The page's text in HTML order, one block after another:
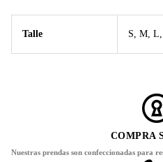
Talle S, M,
COMPRA
Nuestras prendas son confeccionadas para